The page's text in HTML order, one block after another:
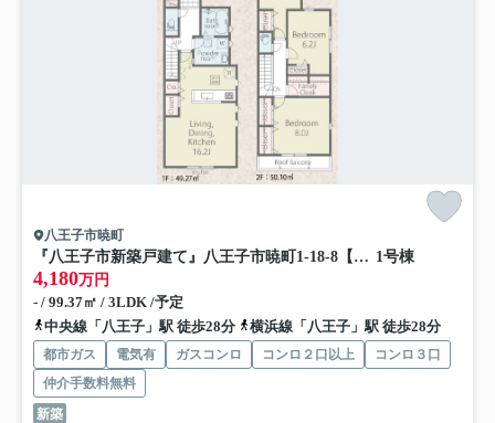
八王子市暁町
『八王子市新築戸建て』八王子市暁町1-18-8【仲介手数料無料】 ０１期 1号棟
4,180万円
- / 99.37㎡ / 3LDK /予定
中央線「八王子」駅 徒歩28分
横浜線「八王子」駅 徒歩28分
都市ガス 電気有 ガスコンロ コンロ２口以上
コンロ３口
仲介手数料無料
新築